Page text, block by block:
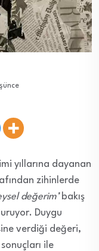
yıllarına dayanan
zihinlerde
değerim’ bakış
Duygu
verdiği değeri,
ile